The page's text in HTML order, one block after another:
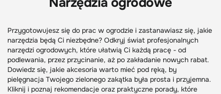
Przygotowujesz się do prac w ogrodzie i zastanawiasz się, jakie
narzędzia będą Ci niezbędne? Odkryj świat profesjonalnych
narzędzi ogrodowych, które ułatwią Ci każdą pracę - od
podlewania, przez przycinanie, aż po zakładanie nowych rabat.
Dowiedz się, jakie akcesoria warto mieć pod ręką, by
pielęgnacja Twojego zielonego zakątka była prosta i przyjemna.
Kliknij i poznaj rekomendacje oraz praktyczne porady, które